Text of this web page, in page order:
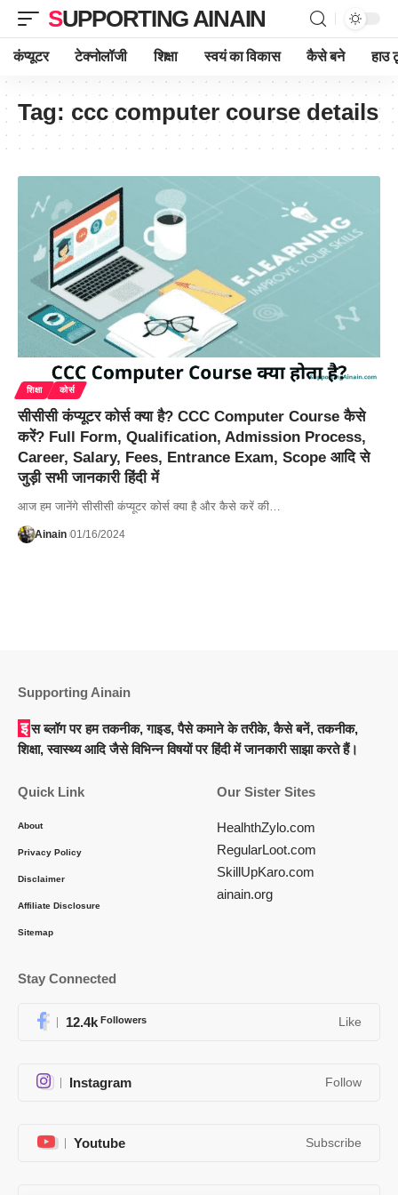
SUPPORTING AINAIN
कंप्यूटर टेक्नोलॉजी शिक्षा स्वयं का विकास कैसे बने हाउ
Tag: ccc computer course details
शिक्षा कोर्स
सीसीसी कंप्यूटर कोर्स क्या है? CCC Computer Course कैसे
करें? Full Form, Qualification, Admission Process,
Career, Salary, Fees, Entrance Exam, Scope आदि से
जुड़ी सभी जानकारी हिंदी में
आज हम जानेंगे सीसीसी कंप्यूटर कोर्स क्या है और कैसे करें की…
Ainain 01/16/2024
Supporting Ainain
इस ब्लॉग पर हम तकनीक, गाइड, पैसे कमाने के तरीके, कैसे बनें, तकनीक,
शिक्षा, स्वास्थ्य आदि जैसे विभिन्न विषयों पर हिंदी में जानकारी साझा करते हैं।
Quick Link
About
Privacy Policy
Disclaimer
Affiliate Disclosure
Sitemap
Our Sister Sites
HealhthZylo.com
RegularLoot.com
SkillUpKaro.com
ainain.org
Stay Connected
12.4k Followers Like
Instagram Follow
Youtube Subscribe